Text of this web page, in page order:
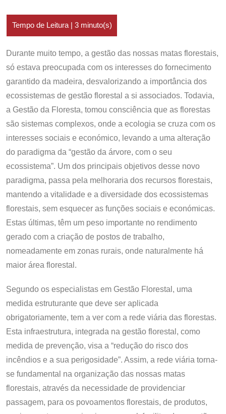
Durante muito tempo, a gestão das nossas matas florestais,
só estava preocupada com os interesses do fornecimento
garantido da madeira, desvalorizando a importância dos
ecossistemas de gestão florestal a si associados. Todavia,
a Gestão da Floresta, tomou consciência que as florestas
são sistemas complexos, onde a ecologia se cruza com os
interesses sociais e económico, levando a uma alteração
do paradigma da “gestão da árvore, com o seu
ecossistema”. Um dos principais objetivos desse novo
paradigma, passa pela melhoraria dos recursos florestais,
mantendo a vitalidade e a diversidade dos ecossistemas
florestais, sem esquecer as funções sociais e económicas.
Estas últimas, têm um peso importante no rendimento
gerado com a criação de postos de trabalho,
nomeadamente em zonas rurais, onde naturalmente há
maior área florestal.
Segundo os especialistas em Gestão Florestal, uma
medida estruturante que deve ser aplicada
obrigatoriamente, tem a ver com a rede viária das florestas.
Esta infraestrutura, integrada na gestão florestal, como
medida de prevenção, visa a “redução do risco dos
incêndios e a sua perigosidade”. Assim, a rede viária torna-
se fundamental na organização das nossas matas
florestais, através da necessidade de providenciar
passagem, para os povoamentos florestais, de produtos,